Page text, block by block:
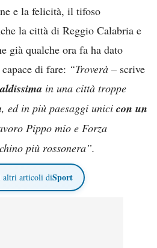
e la felicità, il tifoso
la città di Reggio Calabria e
già qualche ora fa ha dato
di fare: “Troverà – scrive
in una città troppe
, ed in più paesaggi unici con un
Pippo mio e Forza
più rossonera”.
altri articoli diSport